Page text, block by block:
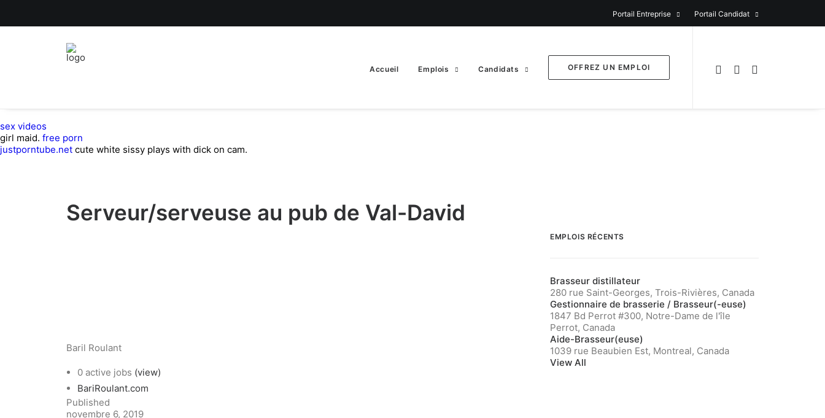
Portail Entreprise Portail Candidat
Accueil Emplois Candidats OFFREZ UN EMPLOI
sex videos
girl maid. free porn
justporntube.net cute white sissy plays with dick on cam.
Serveur/serveuse au pub de Val-David
Baril Roulant
0 active jobs (view)
BariRoulant.com
Published
novembre 6, 2019
EMPLOIS RÉCENTS
Brasseur distillateur
280 rue Saint-Georges, Trois-Rivières, Canada
Gestionnaire de brasserie / Brasseur(-euse)
1847 Bd Perrot #300, Notre-Dame de l'île
Perrot, Canada
Aide-Brasseur(euse)
1039 rue Beaubien Est, Montreal, Canada
View All